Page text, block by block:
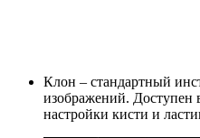
Клон – стандартный
изображений. Доступен
настройки кисти и